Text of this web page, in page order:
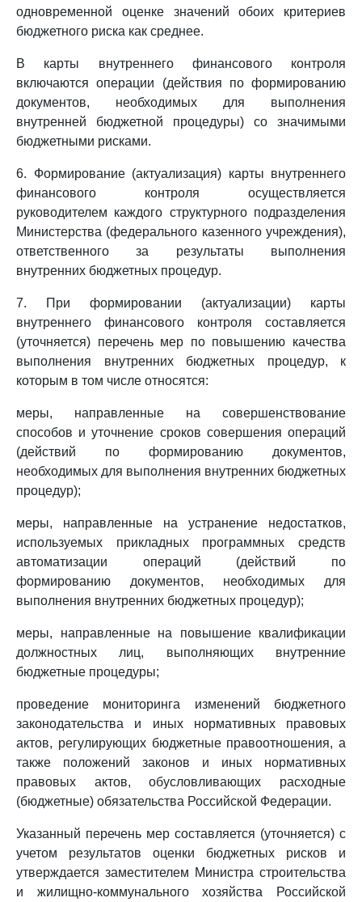
одновременной оценке значений обоих критериев
бюджетного риска как среднее.
В карты внутреннего финансового контроля
включаются операции (действия по формированию
документов, необходимых для выполнения
внутренней бюджетной процедуры) со значимыми
бюджетными рисками.
6. Формирование (актуализация) карты внутреннего
финансового контроля осуществляется
руководителем каждого структурного подразделения
Министерства (федерального казенного учреждения),
ответственного за результаты выполнения
внутренних бюджетных процедур.
7. При формировании (актуализации) карты
внутреннего финансового контроля составляется
(уточняется) перечень мер по повышению качества
выполнения внутренних бюджетных процедур, к
которым в том числе относятся:
меры, направленные на совершенствование
способов и уточнение сроков совершения операций
(действий по формированию документов,
необходимых для выполнения внутренних бюджетных
процедур);
меры, направленные на устранение недостатков,
используемых прикладных программных средств
автоматизации операций (действий по
формированию документов, необходимых для
выполнения внутренних бюджетных процедур);
меры, направленные на повышение квалификации
должностных лиц, выполняющих внутренние
бюджетные процедуры;
проведение мониторинга изменений бюджетного
законодательства и иных нормативных правовых
актов, регулирующих бюджетные правоотношения, а
также положений законов и иных нормативных
правовых актов, обусловливающих расходные
(бюджетные) обязательства Российской Федерации.
Указанный перечень мер составляется (уточняется) с
учетом результатов оценки бюджетных рисков и
утверждается заместителем Министра строительства
и жилищно-коммунального хозяйства Российской